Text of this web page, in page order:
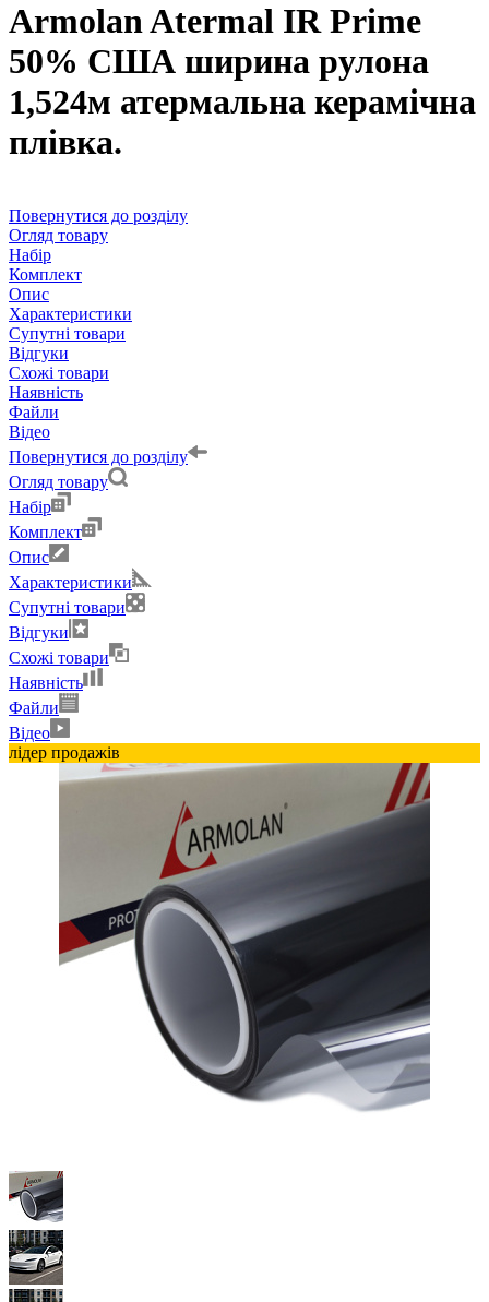
Armolan Atermal IR Prime
50% США ширина рулона
1,524м атермальна керамічна
плівка.
Повернутися до розділу
Огляд товару
Набір
Комплект
Опис
Характеристики
Супутні товари
Відгуки
Схожі товари
Наявність
Файли
Відео
Повернутися до розділу
Огляд товару
Набір
Комплект
Опис
Характеристики
Супутні товари
Відгуки
Схожі товари
Наявність
Файли
Відео
лідер продажів